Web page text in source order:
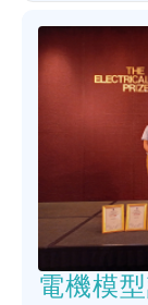
電機模